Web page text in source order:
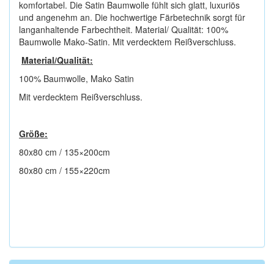
komfortabel. Die Satin Baumwolle fühlt sich glatt, luxuriös
und angenehm an. Die hochwertige Färbetechnik sorgt für
langanhaltende Farbechtheit. Material/ Qualität: 100%
Baumwolle Mako-Satin. Mit verdecktem Reißverschluss.
Material/Qualität:
100% Baumwolle, Mako Satin
Mit verdecktem Reißverschluss.
Größe:
80x80 cm / 135×200cm
80x80 cm / 155×220cm